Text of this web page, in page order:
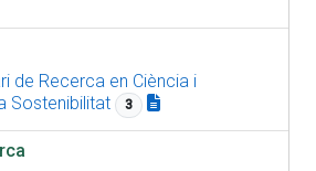
de Recerca en Ciència i
Sostenibilitat
3